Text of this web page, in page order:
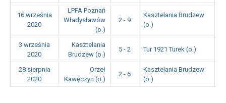
16 września
2020
LPFA Poznań
Władysławów
(o.)
2 - 9
Kasztelania Brudzew
(o.)
3 września
2020
Kasztelania
Brudzew (o.)
5 - 2 Tur 1921 Turek (o.)
28 sierpnia
2020
Orzeł
Kawęczyn (o.)
2 - 6
Kasztelania Brudzew
(o.)